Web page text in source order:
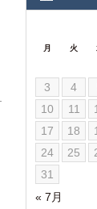
月 火
« 7月
3
4
10
11
17
18
24
25
31